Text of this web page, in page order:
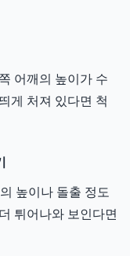
어깨의 높이가 수
게 처져 있다면 척
높이나 돌출 정도
튀어나와 보인다면